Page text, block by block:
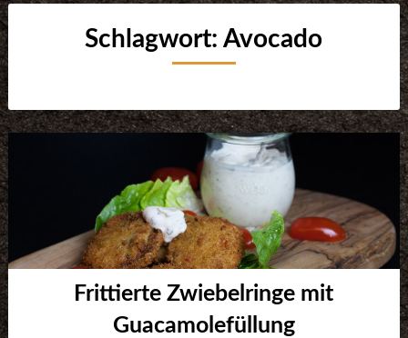
Schlagwort:Avocado
Frittierte Zwiebelringe mit
Guacamolefüllung